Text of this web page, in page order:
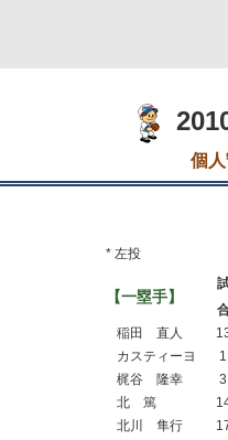
個
* 左投
【一塁手】
稲田 直人
カスティーヨ
1
梶谷 隆幸
3
北 篤
北川 隼行